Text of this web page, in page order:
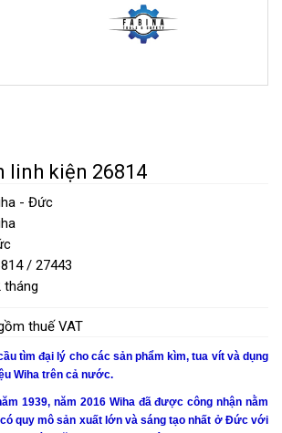
linh kiện 26814
- Đức
/ 27443
tháng
thuế VAT
tìm đại lý cho các sản phẩm kìm, tua vít và dụng
Wiha trên cả nước.
1939, năm 2016 Wihađã được công nhận nằm
quy mô sản xuất lớn và sáng tạo nhất ở Đức với